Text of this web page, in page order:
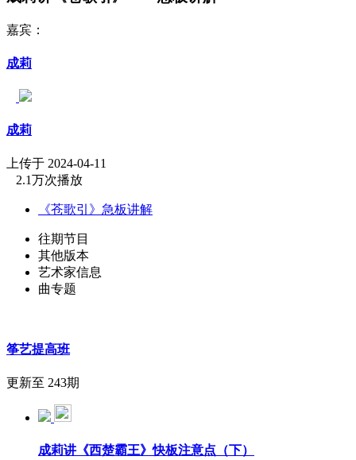
嘉宾：
成莉
成莉
上传于 2024-04-11
2.1万次播放
《苍歌引》急板讲解
往期节目
其他版本
艺术家信息
曲专题
筝艺提高班
更新至 243期
成莉讲《西楚霸王》快板注意点（下）